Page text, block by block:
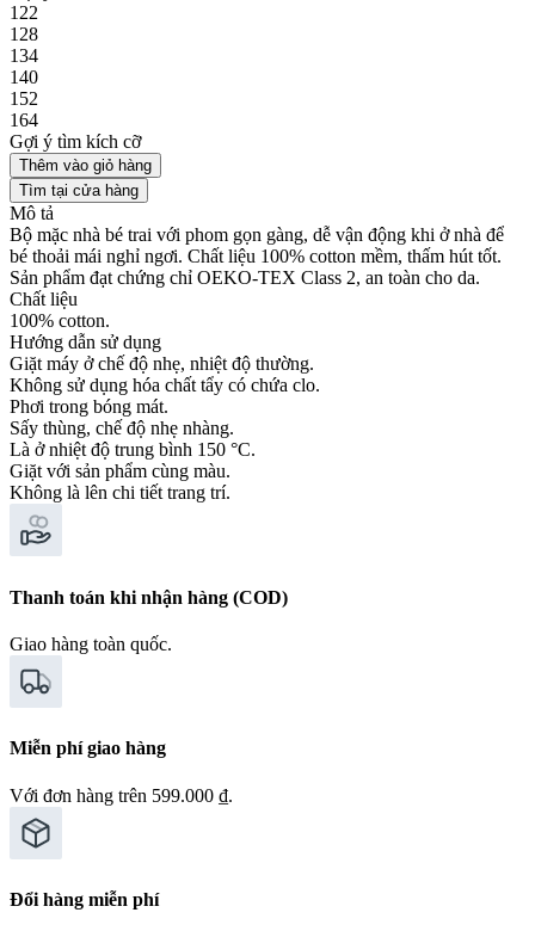
122
128
134
140
152
164
Gợi ý tìm kích cỡ
Thêm vào giỏ hàng
Tìm tại cửa hàng
Mô tả
Bộ mặc nhà bé trai với phom gọn gàng, dễ vận động khi ở nhà để
bé thoải mái nghỉ ngơi. Chất liệu 100% cotton mềm, thấm hút tốt.
Sản phẩm đạt chứng chỉ OEKO-TEX Class 2, an toàn cho da.
Chất liệu
100% cotton.
Hướng dẫn sử dụng
Giặt máy ở chế độ nhẹ, nhiệt độ thường.
Không sử dụng hóa chất tẩy có chứa clo.
Phơi trong bóng mát.
Sấy thùng, chế độ nhẹ nhàng.
Là ở nhiệt độ trung bình 150 °C.
Giặt với sản phẩm cùng màu.
Không là lên chi tiết trang trí.
Thanh toán khi nhận hàng (COD)
Giao hàng toàn quốc.
Miễn phí giao hàng
Với đơn hàng trên 599.000 ₫.
Đổi hàng miễn phí